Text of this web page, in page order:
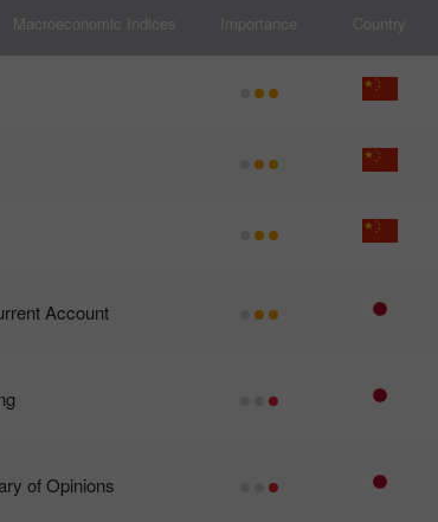
Country
Importance
Macroeconomic Indices
Account
of Opinions